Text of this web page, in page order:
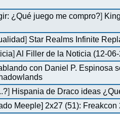
¿Qué juego me compro?]
] Star Realms Infinite
]Al Filler de la Noticia (12-
con Daniel P. Espinosa
] Hispania de Draco ideas
Meeple] 2x27 (51): Freakcon